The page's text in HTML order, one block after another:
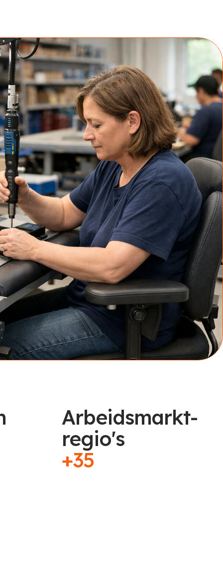
Arbeidsmarkt-
regio's
+35